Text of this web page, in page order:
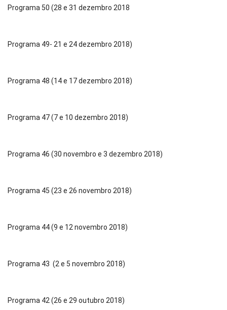
Programa 50 (28 e 31 dezembro 2018
Programa 49- 21 e 24 dezembro 2018)
Programa 48 (14 e 17 dezembro 2018)
Programa 47 (7 e 10 dezembro 2018)
Programa 46 (30 novembro e 3 dezembro 2018)
Programa 45 (23 e 26 novembro 2018)
Programa 44 (9 e 12 novembro 2018)
Programa 43 (2 e 5 novembro 2018)
Programa 42 (26 e 29 outubro 2018)